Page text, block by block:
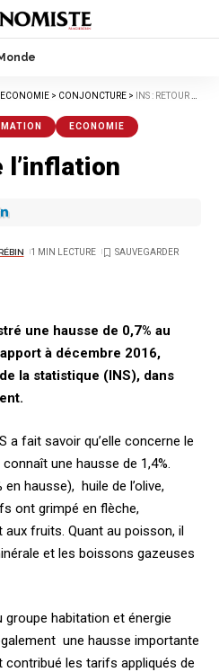
ECONOMIE > CONJONCTURE > INS : RETOUR DE L’INFLATION
ECONOMIE
l’inflation
1 MIN LECTURE
une hausse de 0,7% au
à décembre 2016,
la statistique (INS), dans
a fait savoir qu’elle concerne le
une hausse de 1,4%.
hausse), huile de l’olive,
ont grimpé en flèche,
fruits. Quant au poisson, il
et les boissons gazeuses
groupe habitation et énergie
une hausse importante
contribué les tarifs appliqués de